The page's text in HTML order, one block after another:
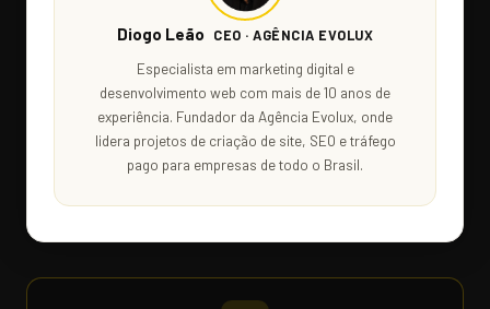
Diogo Leão CEO · AGÊNCIA EVOLUX
Especialista em marketing digital e
desenvolvimento web com mais de 10 anos de
experiência. Fundador da Agência Evolux, onde
lidera projetos de criação de site, SEO e tráfego
pago para empresas de todo o Brasil.